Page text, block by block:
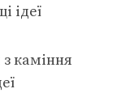
ідеї
каміння